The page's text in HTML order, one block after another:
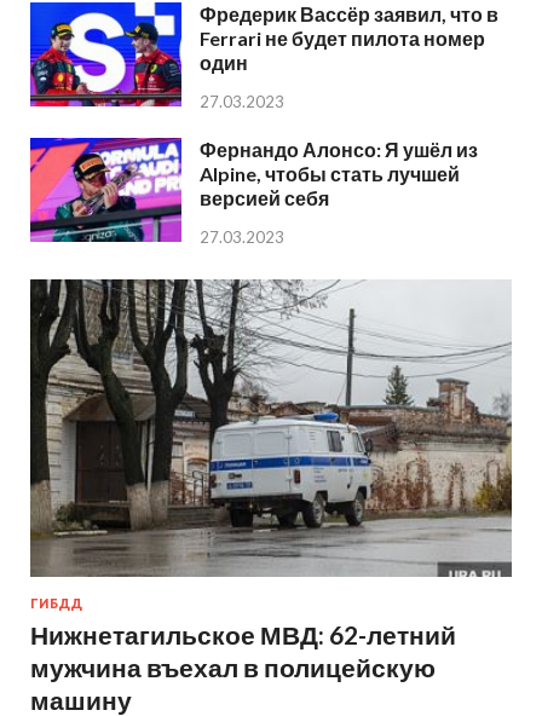
Фредерик Вассёр заявил, что в
Ferrari не будет пилота номер
один
27.03.2023
Фернандо Алонсо: Я ушёл из
Alpine, чтобы стать лучшей
версией себя
27.03.2023
ГИБДД
Нижнетагильское МВД: 62-летний
мужчина въехал в полицейскую
машину